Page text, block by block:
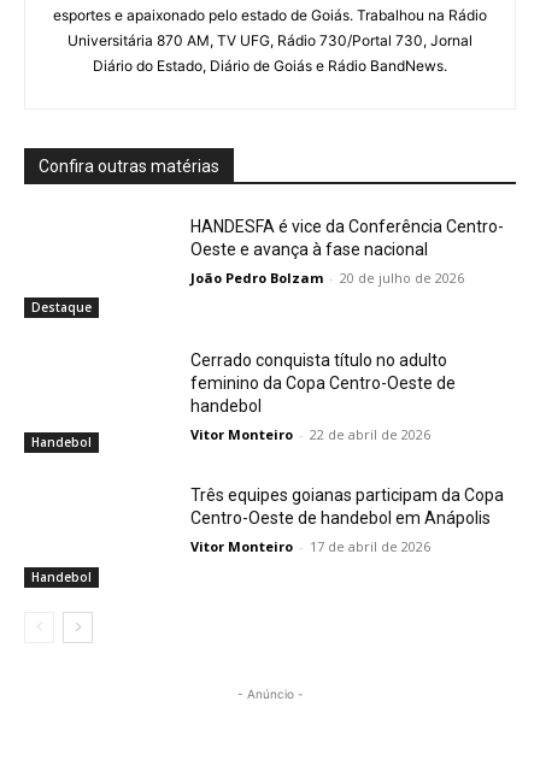
esportes e apaixonado pelo estado de Goiás. Trabalhou na Rádio
Universitária 870 AM, TV UFG, Rádio 730/Portal 730, Jornal
Diário do Estado, Diário de Goiás e Rádio BandNews.
Confira outras matérias
Destaque
HANDESFA é vice da Conferência Centro-
Oeste e avança à fase nacional
João Pedro Bolzam - 20 de julho de 2026
Handebol
Cerrado conquista título no adulto
feminino da Copa Centro-Oeste de
handebol
Vitor Monteiro - 22 de abril de 2026
Handebol
Três equipes goianas participam da Copa
Centro-Oeste de handebol em Anápolis
Vitor Monteiro - 17 de abril de 2026
- Anúncio -